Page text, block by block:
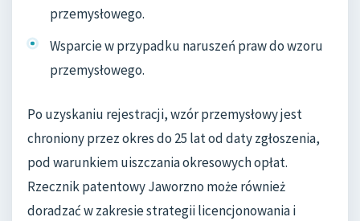
przemysłowego.
Wsparcie w przypadku naruszeń praw do wzoru
przemysłowego.
Po uzyskaniu rejestracji, wzór przemysłowy jest
chroniony przez okres do 25 lat od daty zgłoszenia,
pod warunkiem uiszczania okresowych opłat.
Rzecznik patentowy Jaworzno może również
doradzać w zakresie strategii licencjonowania i